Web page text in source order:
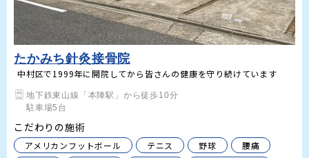
たかみち針灸接骨院
中村区で1999年に開院してから皆さんの健康を守り続けています
地下鉄東山線「本陣駅」から徒歩10分
駐車場5台
こだわりの施術
アメリカンフットボール テニス 野球
腰痛